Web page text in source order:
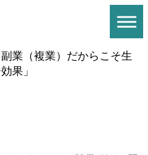
業（複業）だからこそ生
果」